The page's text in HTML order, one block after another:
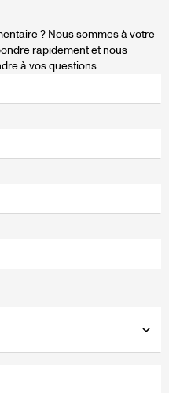
? Nous sommes à votre
rapidement et nous
à vos questions.